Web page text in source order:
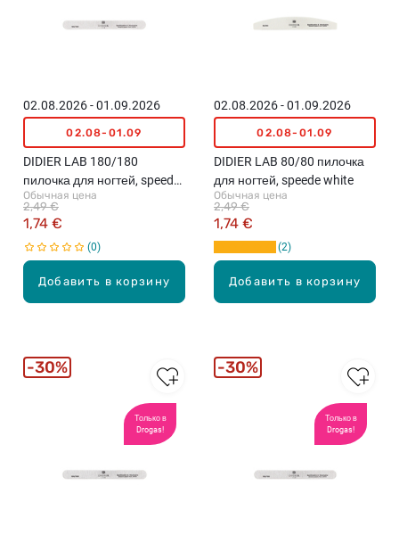
Добавить в корзину
02.08.2026 - 01.09.2026
02.08-01.09
DIDIER LAB 180/180
пилочка для ногтей, speedy
zebra
Обычная цена
1,74 €
2,49 €
0
Добавить в корзину
02.08.2026 - 01.09.2026
02.08-01.09
DIDIER LAB 80/80 пилочка
для ногтей, speede white
Обычная цена
1,74 €
2,49 €
2
Только в
Drogas!
30%
Только в
Drogas!
30%